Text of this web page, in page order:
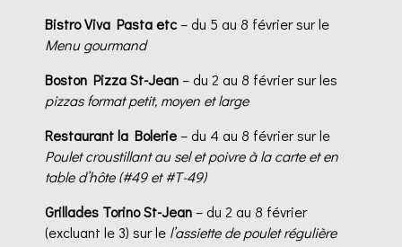
Bistro Viva Pasta etc– du 5 au 8 février sur le
Menu gourmand
Boston Pizza St-Jean – du 2 au 8 février sur les
pizzas format petit, moyen et large
Restaurant la Bolerie – du 4 au 8 février sur le
Poulet croustillant au sel et poivre à la carte et en
table d’hôte (#49 et #T-49)
Grillades Torino St-Jean – du 2 au 8 février
(excluant le 3) sur le l’assiette de poulet régulière